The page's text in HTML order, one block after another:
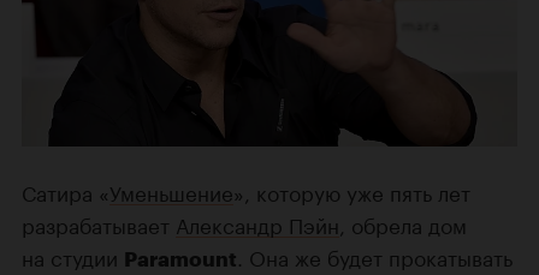
Сатира «Уменьшение», которую уже пять лет
разрабатывает Александр Пэйн , обрела дом
на студии Paramount . Она же будет прокатывать